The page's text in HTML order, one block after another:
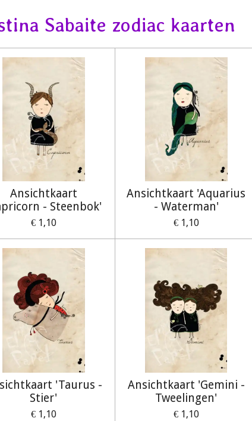
Sabaite zodiac kaarten
Ansichtkaart
- Steenbok'
€ 1,10
Ansichtkaart 'Aquarius
- Waterman'
€ 1,10
'Taurus -
Stier'
€ 1,10
Ansichtkaart 'Gemini -
Tweelingen'
€ 1,10